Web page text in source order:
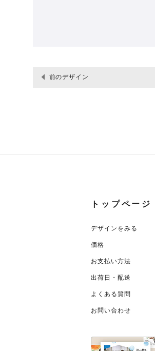
前のデザイン
トップページ
デザインをみる
価格
お支払い方法
出荷日・配送
よくある質問
お問い合わせ